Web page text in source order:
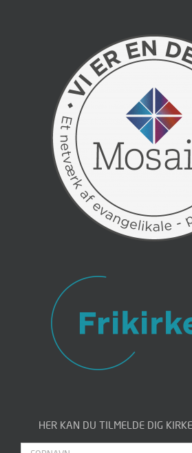
HER KAN DU TILMELDE DIG